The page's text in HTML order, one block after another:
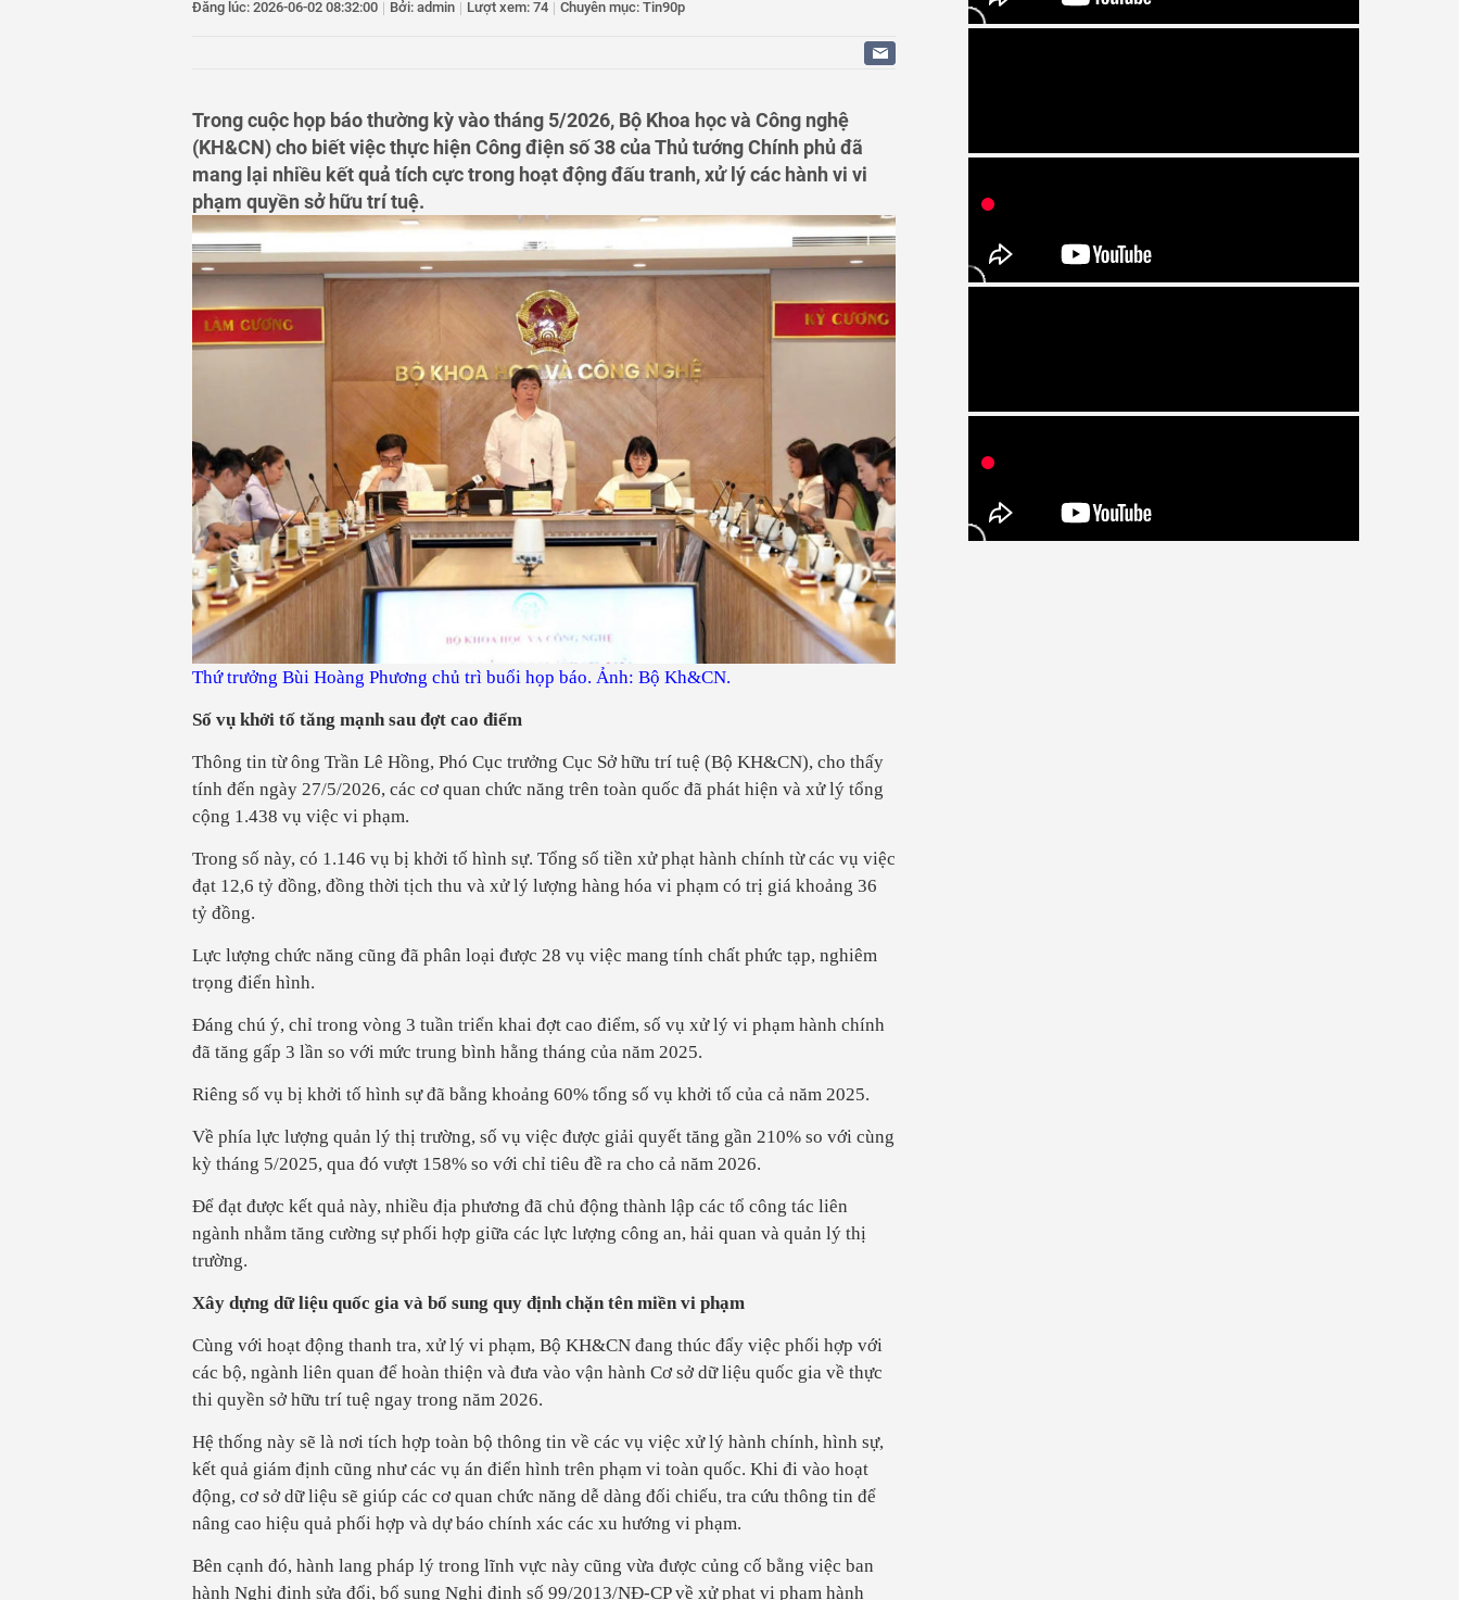
tỷ đồng
300 triệu đồng
14
Phát hiện hơn 22 tấn gạo không rõ nguồn gốc đóng bao bì nhãn hiệu ST25
Đăng lúc: 2026-06-02 08:32:00 | Bởi: admin | Lượt xem: 74 | Chuyên mục: Tin90p
Trong cuộc họp báo thường kỳ vào tháng 5/2026, Bộ Khoa học và Công nghệ
(KH&CN) cho biết việc thực hiện Công điện số 38 của Thủ tướng Chính phủ đã
mang lại nhiều kết quả tích cực trong hoạt động đấu tranh, xử lý các hành vi vi
phạm quyền sở hữu trí tuệ.
Thứ trưởng Bùi Hoàng Phương chủ trì buổi họp báo. Ảnh: Bộ Kh&CN.
Số vụ khởi tố tăng mạnh sau đợt cao điểm
Thông tin từ ông Trần Lê Hồng, Phó Cục trưởng Cục Sở hữu trí tuệ (Bộ KH&CN), cho thấy
tính đến ngày 27/5/2026, các cơ quan chức năng trên toàn quốc đã phát hiện và xử lý tổng
cộng 1.438 vụ việc vi phạm.
Trong số này, có 1.146 vụ bị khởi tố hình sự. Tổng số tiền xử phạt hành chính từ các vụ việc
đạt 12,6 tỷ đồng, đồng thời tịch thu và xử lý lượng hàng hóa vi phạm có trị giá khoảng 36
tỷ đồng.
Lực lượng chức năng cũng đã phân loại được 28 vụ việc mang tính chất phức tạp, nghiêm
trọng điển hình.
Đáng chú ý, chỉ trong vòng 3 tuần triển khai đợt cao điểm, số vụ xử lý vi phạm hành chính
đã tăng gấp 3 lần so với mức trung bình hằng tháng của năm 2025.
Riêng số vụ bị khởi tố hình sự đã bằng khoảng 60% tổng số vụ khởi tố của cả năm 2025.
Về phía lực lượng quản lý thị trường, số vụ việc được giải quyết tăng gần 210% so với cùng
kỳ tháng 5/2025, qua đó vượt 158% so với chỉ tiêu đề ra cho cả năm 2026.
Để đạt được kết quả này, nhiều địa phương đã chủ động thành lập các tổ công tác liên
ngành nhằm tăng cường sự phối hợp giữa các lực lượng công an, hải quan và quản lý thị
trường.
Xây dựng dữ liệu quốc gia và bổ sung quy định chặn tên miền vi phạm
Cùng với hoạt động thanh tra, xử lý vi phạm, Bộ KH&CN đang thúc đẩy việc phối hợp với
các bộ, ngành liên quan để hoàn thiện và đưa vào vận hành Cơ sở dữ liệu quốc gia về thực
thi quyền sở hữu trí tuệ ngay trong năm 2026.
Hệ thống này sẽ là nơi tích hợp toàn bộ thông tin về các vụ việc xử lý hành chính, hình sự,
kết quả giám định cũng như các vụ án điển hình trên phạm vi toàn quốc. Khi đi vào hoạt
động, cơ sở dữ liệu sẽ giúp các cơ quan chức năng dễ dàng đối chiếu, tra cứu thông tin để
nâng cao hiệu quả phối hợp và dự báo chính xác các xu hướng vi phạm.
Bên cạnh đó, hành lang pháp lý trong lĩnh vực này cũng vừa được củng cố bằng việc ban
hành Nghị định sửa đổi, bổ sung Nghị định số 99/2013/NĐ-CP về xử phạt vi phạm hành